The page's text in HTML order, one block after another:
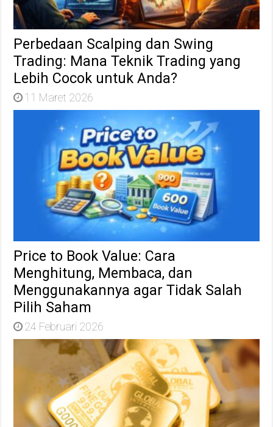
Perbedaan Scalping dan Swing
Trading: Mana Teknik Trading yang
Lebih Cocok untuk Anda?
11 Maret 2026
Price to Book Value: Cara
Menghitung, Membaca, dan
Menggunakannya agar Tidak Salah
Pilih Saham
24 Februari 2026